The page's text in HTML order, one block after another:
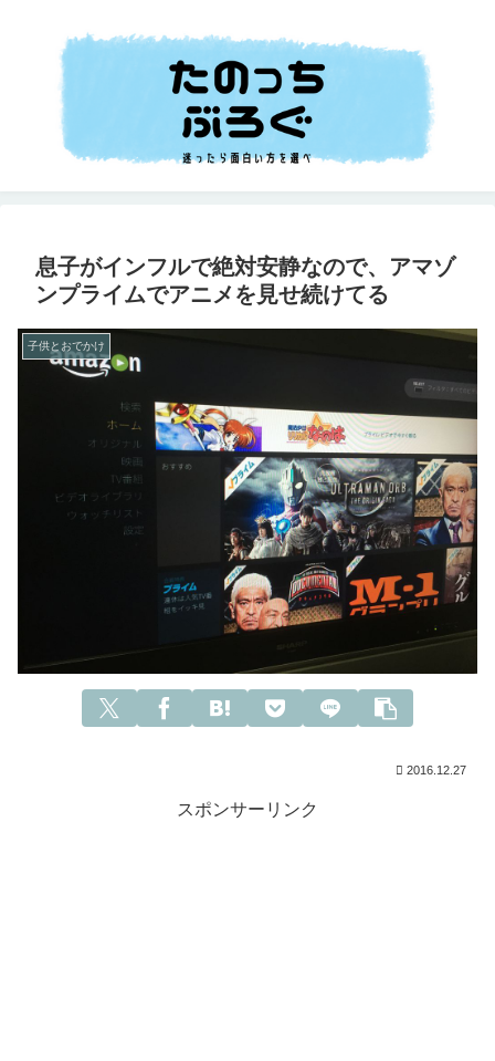
息子がインフルで絶対安静なので、アマゾ
ンプライムでアニメを見せ続けてる
子供とおでかけ
2016.12.27
スポンサーリンク